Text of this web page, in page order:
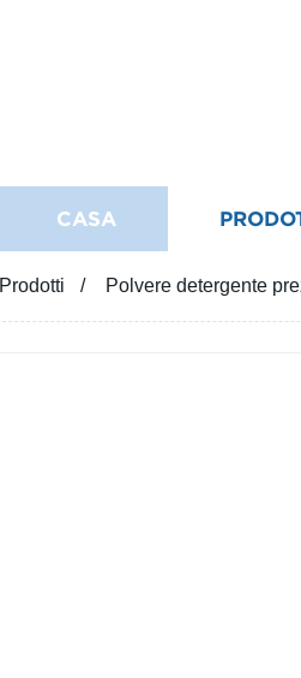
CASA
Prodotti Polvere detergente